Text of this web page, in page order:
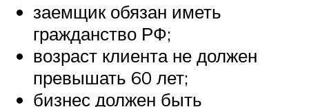
заемщик обязан иметь
гражданство РФ;
возраст клиента не должен
превышать 60 лет;
бизнес должен быть